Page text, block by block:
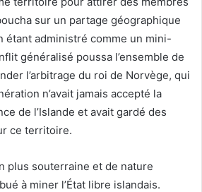
sur un partage géographique
étant administré comme un mini-
généralisé poussa l’ensemble de
l’arbitrage du roi de Norvège, qui
n’avait jamais accepté la
de l’Islande et avait gardé des
ce territoire.
plus souterraine et de nature
à miner l’État libre islandais.